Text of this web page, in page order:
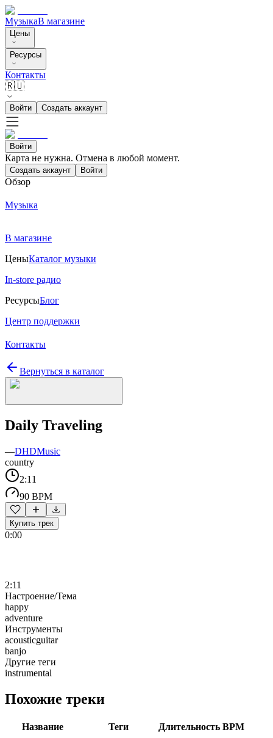
МузыкаВ магазине
Цены
Ресурсы
Контакты
🇷🇺
Войти Создать аккаунт
Войти
Карта не нужна. Отмена в любой момент.
Создать аккаунт Войти
Обзор
Музыка
В магазине
ЦеныКаталог музыки
In-store радио
РесурсыБлог
Центр поддержки
Контакты
Вернуться в каталог
Daily Traveling
—DHDMusic
country
2:11
90 BPM
Купить трек
0:00
2:11
Настроение/Тема
happy
adventure
Инструменты
acousticguitar
banjo
Другие теги
instrumental
Похожие треки
Название Теги Длительность BPM